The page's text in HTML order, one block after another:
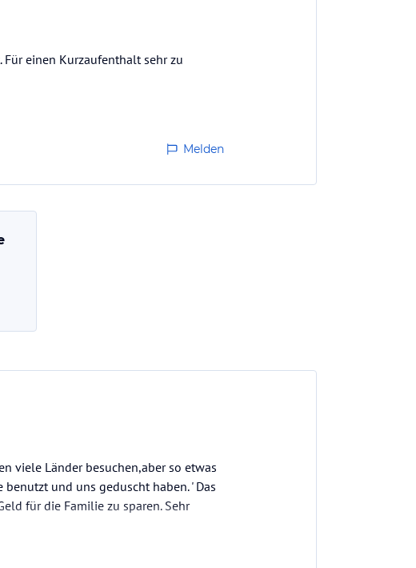
einen Kurzaufenthalt sehr zu
Melden
viele Länder besuchen,aber so etwas
und uns geduscht haben. ' Das
für die Familie zu sparen. Sehr